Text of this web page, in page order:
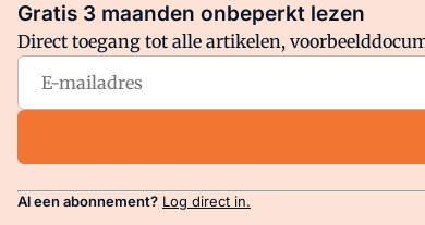
Facebook
Arbo is onderdeel van VMN media. Lees inons
Gratis 3 maanden onbeperkt lezen
Direct toegang tot alle artikelen,
Al een abonnement? Log direct in.